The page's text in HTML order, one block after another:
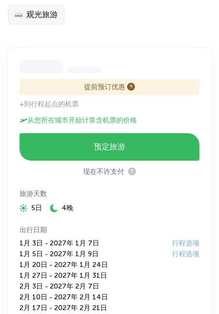
观光旅游
提前预订优惠
+到行程起点的机票
从您所在城市开始计算含机票的价格
预定旅游
现在不许支付
旅游天数
5日
4晚
出行日期
1月 3日 - 2027年 1月 7日
行程选项
1月 5日 - 2027年 1月 9日
行程选项
1月 20日 - 2027年 1月 24日
1月 27日 - 2027年 1月 31日
2月 3日 - 2027年 2月 7日
2月 10日 - 2027年 2月 14日
2月 17日 - 2027年 2月 21日